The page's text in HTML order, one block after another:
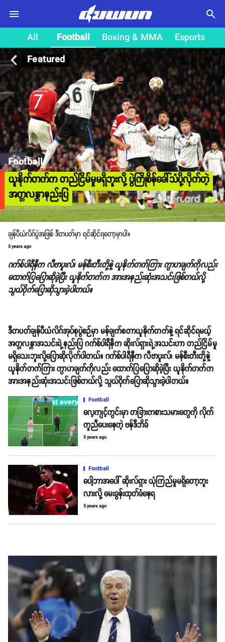
search
All Football Boxing & MMA
Esports
Featured
arrow_back_ios
Football
ယူနိုက်တက်က တည်ငြိမ်မှုမရှိဘူးလို့ ပွဲကြိုစိန်ခေါ်သံပို့လိုက်တဲ့
အတ္တလန္တာနည်းပြ
ချန်ပီယံလိဂ်ပွဲအဖြစ် ဒီတပတ်မှာ ရင်ဆိုင်ရတော့မှာပါ။
5 years ago
ဂက်စ်ပါရီနီက လီဗာပူးလ်၊ မန်စီးတီးတို့နဲ့ ယူနိုက်တက်ကြား ကွာဟချက်ကိုလည်း
ထောက်ပြပြောဆိုခဲ့ပြီး ယူနိုက်တက်က အားအနည်းဆုံးအသင်းဖြစ်တယ်လို့
သွယ်ဝိုက်ပြောဆိုသွားခဲ့ပါတယ်။
ဒီတပတ်ချန်ပီယံလိဂ်အုပ်စုပွဲစဉ်မှာ မန်ချက်စတာယူနိုက်တက်နဲ့ ရင်ဆိုင်ရမယ့်
အတ္တလန္တာအသင်းရဲ့နည်းပြ ဂက်စ်ပါရီနီက ဆိုးလ်ရှားရဲ့အသင်းဟာ တည်ငြိမ်မှု
မရှိသေးဘူးလို့ပြောဆိုလိုက်ပါတယ်။ ဂက်စ်ပါရီနီက လီဗာပူးလ်၊ မန်စီးတီးတို့နဲ့
ယူနိုက်တက်ကြား ကွာဟချက်ကိုလည်း ထောက်ပြပြောဆိုခဲ့ပြီး ယူနိုက်တက်က
အားအနည်းဆုံးအသင်းဖြစ်တယ်လို့ သွယ်ဝိုက်ပြောဆိုသွားခဲ့ပါတယ်။
Football
လေ့ကျင့်ကွင်းမှာ တခြားကစားသမားတွေကို လိုက်
ကူညီပေးနေတဲ့ ဗန်ဒီဘိခ်
5 years ago
Football
ပေါ့ဘာအပေါ် ဆိုးလ်ရှား ယုံကြည်မှုမရှိတော့ဘူး
လားလို့ မေးခွန်းထုတ်ခံနေရ
5 years ago